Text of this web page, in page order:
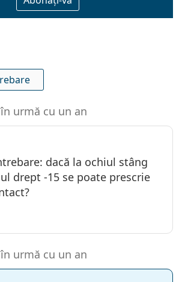
în urmă cu un an
dacă la ochiul stâng
drept -15 se poate prescrie
în urmă cu un an